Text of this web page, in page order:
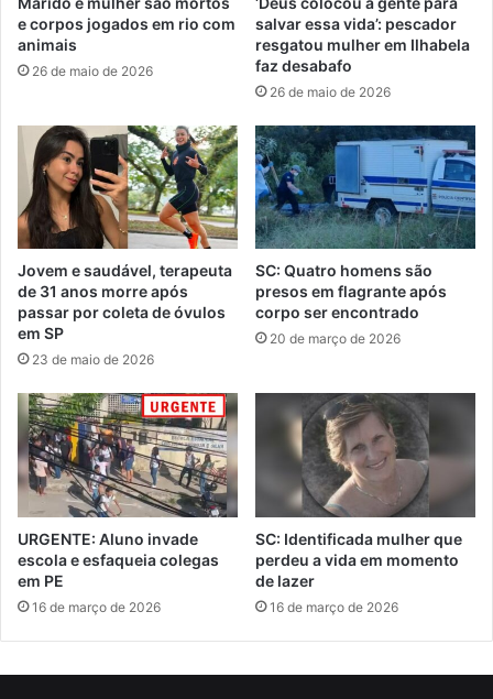
e corpos jogados em rio com
animais
26 de maio de 2026
salvar essa vida’: pescador
resgatou mulher em Ilhabela
faz desabafo
26 de maio de 2026
Jovem e saudável, terapeuta
de 31 anos morre após
passar por coleta de óvulos
em SP
23 de maio de 2026
SC: Quatro homens são
presos em flagrante após
corpo ser encontrado
20 de março de 2026
URGENTE: Aluno invade
escola e esfaqueia colegas
em PE
16 de março de 2026
SC: Identificada mulher que
perdeu a vida em momento
de lazer
16 de março de 2026